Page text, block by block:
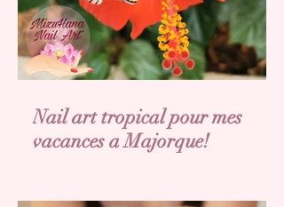
Nail art tropical pour mes
vacances a Majorque!